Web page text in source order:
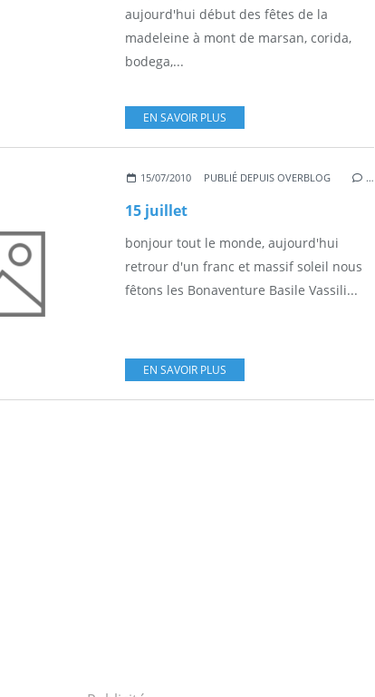
aujourd'hui début des fêtes de la
madeleine à mont de marsan, corida,
bodega,...
EN SAVOIR PLUS
15/07/2010 PUBLIÉ DEPUIS OVERBLOG …
15 juillet
bonjour tout le monde, aujourd'hui
retrour d'un franc et massif soleil nous
fêtons les Bonaventure Basile Vassili...
EN SAVOIR PLUS